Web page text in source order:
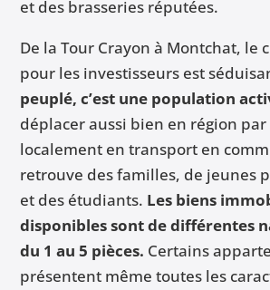
et des brasseries réputées.
De la Tour Crayon à Montchat, le
pour les investisseurs est
peuplé, c’est une population
déplacer aussi bien en région
localement en transport en
retrouve des familles, de jeunes
et des étudiants. Les biens
disponibles sont de différentes
du 1 au 5 pièces. Certains
présentent même toutes les